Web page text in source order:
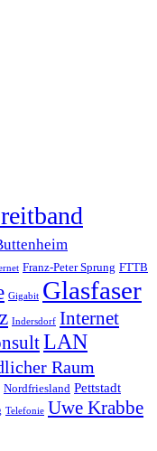
Franz-Peter Sprung FTTB
Gigabit Glasfaser
Indersdorf Internet
LAN
Raum
Nordfriesland Pettstadt
Telefonie Uwe Krabbe